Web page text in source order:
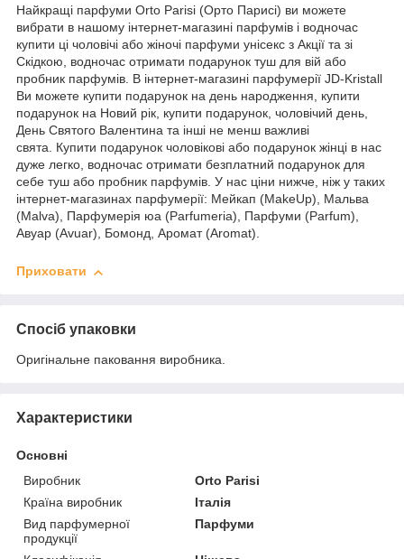
Найкращі парфуми Orto Parisi (Орто Парисі) ви можете
вибрати в нашому інтернет-магазині парфумів і водночас
купити ці чоловічі або жіночі парфуми унісекс з Акції та зі
Скідкою, водночас отримати подарунок туш для вій або
пробник парфумів. В інтернет-магазині парфумерії JD-Kristall
Ви можете купити подарунок на день народження, купити
подарунок на Новий рік, купити подарунок, чоловічий день,
День Святого Валентина та інші не менш важливі
свята. Купити подарунок чоловікові або подарунок жінці в нас
дуже легко, водночас отримати безплатний подарунок для
себе туш або пробник парфумів. У нас ціни нижче, ніж у таких
інтернет-магазинах парфумерії: Мейкап (MakeUp), Мальва
(Malva), Парфумерія юа (Parfumeria), Парфуми (Parfum),
Авуар (Avuar), Бомонд, Аромат (Aromat).
Приховати
Спосіб упаковки
Оригінальне паковання виробника.
Характеристики
Основні
Виробник
Orto Parisi
Країна виробник
Італія
Вид парфумерної
продукції
Парфуми